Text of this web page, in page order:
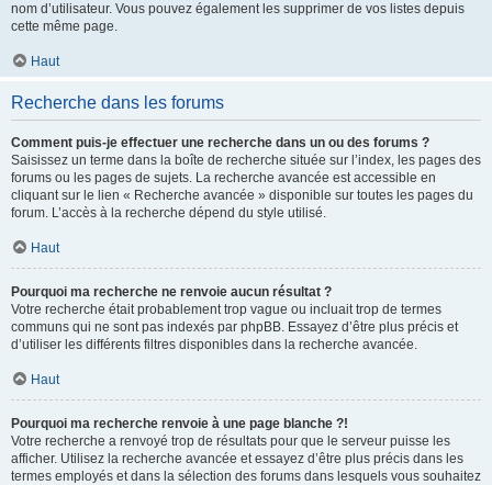
nom d’utilisateur. Vous pouvez également les supprimer de vos listes depuis
cette même page.
Haut
Recherche dans les forums
Comment puis-je effectuer une recherche dans un ou des forums ?
Saisissez un terme dans la boîte de recherche située sur l’index, les pages des
forums ou les pages de sujets. La recherche avancée est accessible en
cliquant sur le lien « Recherche avancée » disponible sur toutes les pages du
forum. L’accès à la recherche dépend du style utilisé.
Haut
Pourquoi ma recherche ne renvoie aucun résultat ?
Votre recherche était probablement trop vague ou incluait trop de termes
communs qui ne sont pas indexés par phpBB. Essayez d’être plus précis et
d’utiliser les différents filtres disponibles dans la recherche avancée.
Haut
Pourquoi ma recherche renvoie à une page blanche ?!
Votre recherche a renvoyé trop de résultats pour que le serveur puisse les
afficher. Utilisez la recherche avancée et essayez d’être plus précis dans les
termes employés et dans la sélection des forums dans lesquels vous souhaitez